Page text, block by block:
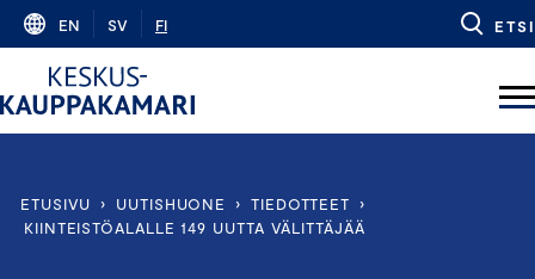
Skip
content
EN SV FI ETSI
ETUSIVU › UUTISHUONE › TIEDOTTEET
›
KIINTEISTÖALALLE 149 UUTTA VÄLITTÄJÄÄ